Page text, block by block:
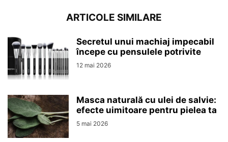
ARTICOLE SIMILARE
Secretul unui machiaj impecabil
începe cu pensulele potrivite
12 mai 2026
Masca naturală cu ulei de salvie:
efecte uimitoare pentru pielea ta
5 mai 2026